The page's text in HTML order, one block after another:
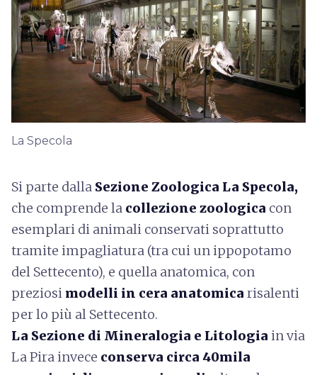
La Specola
Si parte dalla Sezione Zoologica La Specola,
che comprende la collezione zoologica con
esemplari di animali conservati soprattutto
tramite impagliatura (tra cui un ippopotamo
del Settecento), e quella anatomica, con
preziosi modelli in cera anatomica risalenti
per lo più al Settecento.
La Sezione di Mineralogia e Litologia in via
La Pira invece conserva circa 40mila